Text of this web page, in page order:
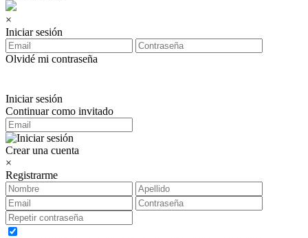
×
Iniciar sesión
Olvidé mi contraseña
Iniciar sesión
Continuar como invitado
Crear una cuenta
×
Registrarme